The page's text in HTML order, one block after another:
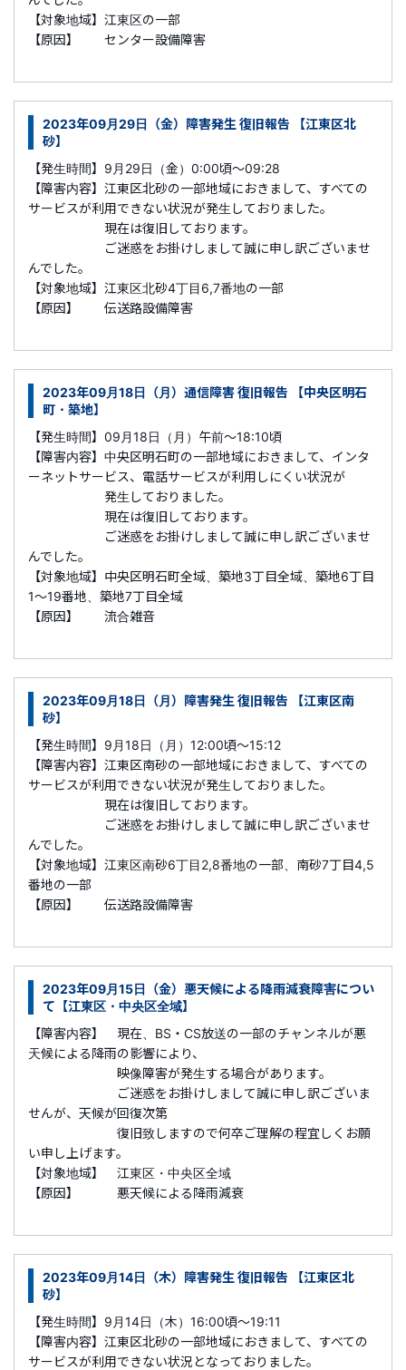
【対象地域】江東区の一部
【原因】 センター設備障害
2023年09月29日（金）障害発生 復旧報告 【江東区北
砂】
【発生時間】9月29日（金）0:00頃～09:28
【障害内容】江東区北砂の一部地域におきまして、すべての
サービスが利用できない状況が発生しておりました。
現在は復旧しております。
ご迷惑をお掛けしまして誠に申し訳ございませ
んでした。
【対象地域】江東区北砂4丁目6,7番地の一部
【原因】 伝送路設備障害
2023年09月18日（月）通信障害 復旧報告 【中央区明石
町・築地】
【発生時間】09月18日（月）午前～18:10頃
【障害内容】中央区明石町の一部地域におきまして、インタ
ーネットサービス、電話サービスが利用しにくい状況が
発生しておりました。
現在は復旧しております。
ご迷惑をお掛けしまして誠に申し訳ございませ
んでした。
【対象地域】中央区明石町全域、築地3丁目全域、築地6丁目
1～19番地、築地7丁目全域
【原因】 流合雑音
2023年09月18日（月）障害発生 復旧報告 【江東区南
砂】
【発生時間】9月18日（月）12:00頃～15:12
【障害内容】江東区南砂の一部地域におきまして、すべての
サービスが利用できない状況が発生しておりました。
現在は復旧しております。
ご迷惑をお掛けしまして誠に申し訳ございませ
んでした。
【対象地域】江東区南砂6丁目2,8番地の一部、南砂7丁目4,5
番地の一部
【原因】 伝送路設備障害
2023年09月15日（金）悪天候による降雨減衰障害につい
て【江東区・中央区全域】
【障害内容】 現在、BS・CS放送の一部のチャンネルが悪
天候による降雨の影響により、
映像障害が発生する場合があります。
ご迷惑をお掛けしまして誠に申し訳ございま
せんが、天候が回復次第
復旧致しますので何卒ご理解の程宜しくお願
い申し上げます。
【対象地域】 江東区・中央区全域
【原因】 悪天候による降雨減衰
2023年09月14日（木）障害発生 復旧報告 【江東区北
砂】
【発生時間】9月14日（木）16:00頃～19:11
【障害内容】江東区北砂の一部地域におきまして、すべての
サービスが利用できない状況となっておりました。